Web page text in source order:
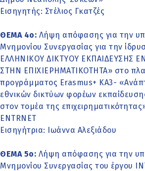
Εισηγητής: Στέλιος Γκατζές
ΘΕΜΑ 4o: Λήψη απόφασης για την
Μνημονίου Συνεργασίας για την
ΕΛΛΗΝΙΚΟΥ ΔΙΚΤΥΟΥ ΕΚΠΑΙΔΕΥΣΗΣ
ΣΤΗΝ ΕΠΙΧΙΕΡΗΜΑΤΙΚΟΤΗΤΑ» στο
προγράμματος Erasmus+ ΚΑ3-
εθνικών δικτύων φορέων
στον τομέα της
ENTRNET
Εισηγήτρια: Ιωάννα Αλεξιάδου
ΘΕΜΑ 5ο: Λήψη απόφασης για την
Μνημονίου Συνεργασίας του έργου